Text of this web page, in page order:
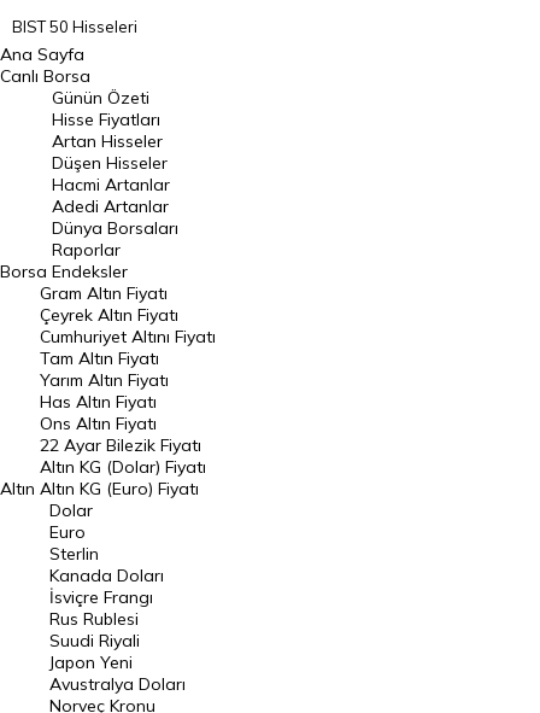
BIST 50 Hisseleri
BIST 100 Hisseleri
En Çok Artan Hisseler
En Çok Düşen Hisseler
Hacmi Artanlar
Geçmiş Kapanışlar
Dünya Borsaları
Raporlar
Endeksler
DÖVİZ
Döviz Kuru
Dolar Kuru
Euro Kuru
Pound Kuru
Frank Kuru
Riyal Kuru
Avustralya Doları
Danimarka Kronu Kuru
Ana Sayfa
Canlı Borsa
Borsa
Günün Özeti
Hisse Fiyatları
Artan Hisseler
Düşen Hisseler
Hacmi Artanlar
Adedi Artanlar
Dünya Borsaları
Raporlar
Endeksler
Altın
Gram Altın Fiyatı
Çeyrek Altın Fiyatı
Cumhuriyet Altını Fiyatı
Tam Altın Fiyatı
Yarım Altın Fiyatı
Has Altın Fiyatı
Ons Altın Fiyatı
22 Ayar Bilezik Fiyatı
Altın KG (Dolar) Fiyatı
Altın KG (Euro) Fiyatı
Dolar
Euro
Sterlin
Kanada Doları
İsviçre Frangı
Rus Rublesi
Suudi Riyali
Japon Yeni
Avustralya Doları
Norveç Kronu